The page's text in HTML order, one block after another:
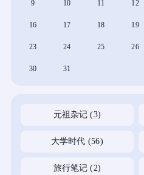
9 10 11 12
16 17 18 19
23 24 25 26
30 31
元祖杂记 (3)
大学时代 (56)
旅行笔记 (2)